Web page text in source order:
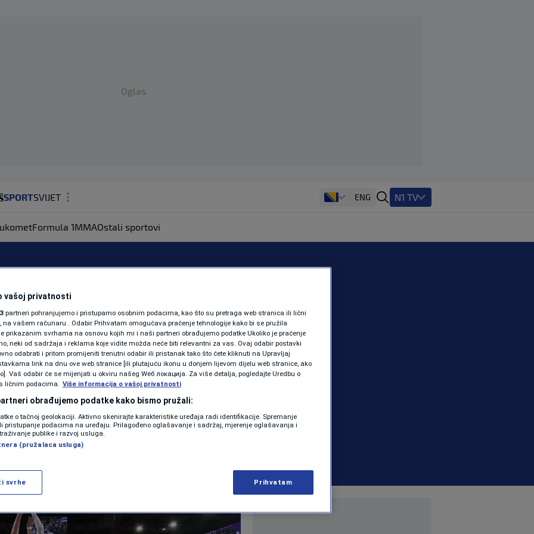
Oglas
SPORTSVIJET
ZDRAVLJE
SHOWBIZ
KOLUMNE
PODCAST
N1 SPECIJAL
FENOMENI
NEISTRAŽENO
VIRALNO
ENG N1 TV
Formula 1MMAOstali sportovi
pragu triple-
u stilu Jokića
KOŠARKA 0 komentara
Više
vašoj privatnosti
partneri pohranjujemo i pristupamo osobnim podacima, kao što su pretraga web stranica ili lični
na vašem računaru . Odabir Prihvatam omogućava praćenje tehnologije kako bi se pružila
prikazanim svrhama na osnovu kojih mi i naši partneri obrađujemo podatke Ukoliko je praćenje
neki od sadržaja i reklama koje vidite možda neće biti relevantni za vas. Ovaj odabir postavki
odabrati i pritom promijeniti trenutni odabir ili pristanak tako što ćete kliknuti na Upravljaj
link na dnu ove web stranice [ili plutajuću ikonu u donjem lijevom dijelu web stranice, ako
Vaš odabir će se mijenjati u okviru našeg Wеб локација. Za više detalja, pogledajte Uredbu o
ličnim podacima. Više informacija o vašoj privatnosti
obrađujemo podatke kako bismo pružali:
o tačnoj geolokaciji. Aktivno skenirajte karakteristike uređaja radi identifikacije. Spremanje
pristupanje podacima na uređaju. Prilagođeno oglašavanje i sadržaj, mjerenje oglašavanja i
publike i razvoj usluga.
(pružalaca usluga)
svrhe Prihvatam